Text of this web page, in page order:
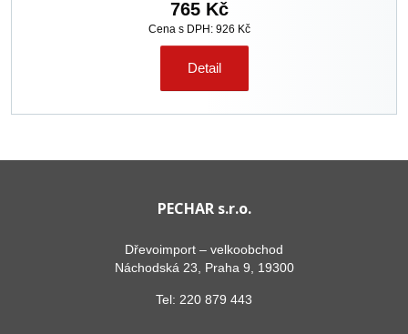
765 Kč
Cena s DPH: 926 Kč
Detail
PECHAR s.r.o.
Dřevoimport – velkoobchod
Náchodská 23, Praha 9, 19300
Tel: 220 879 443